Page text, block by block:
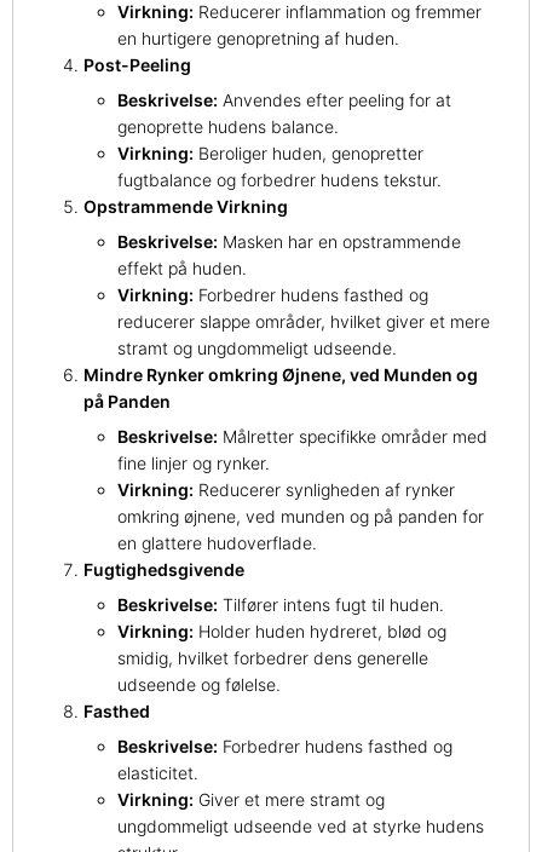
Virkning: Reducerer inflammation og fremmer
en hurtigere genopretning af huden.
Post-Peeling
Beskrivelse: Anvendes efter peeling for at
genoprette hudens balance.
Virkning: Beroliger huden, genopretter
fugtbalance og forbedrer hudens tekstur.
Opstrammende Virkning
Beskrivelse: Masken har en opstrammende
effekt på huden.
Virkning: Forbedrer hudens fasthed og
reducerer slappe områder, hvilket giver et mere
stramt og ungdommeligt udseende.
Mindre Rynker omkring Øjnene, ved Munden og
på Panden
Beskrivelse: Målretter specifikke områder med
fine linjer og rynker.
Virkning: Reducerer synligheden af rynker
omkring øjnene, ved munden og på panden for
en glattere hudoverflade.
Fugtighedsgivende
Beskrivelse: Tilfører intens fugt til huden.
Virkning: Holder huden hydreret, blød og
smidig, hvilket forbedrer dens generelle
udseende og følelse.
Fasthed
Beskrivelse: Forbedrer hudens fasthed og
elasticitet.
Virkning: Giver et mere stramt og
ungdommeligt udseende ved at styrke hudens